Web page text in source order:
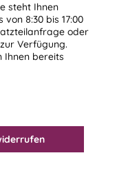
steht Ihnen
8:30 bis 17:00
oder
zur Verfügung.
Ihnen bereits